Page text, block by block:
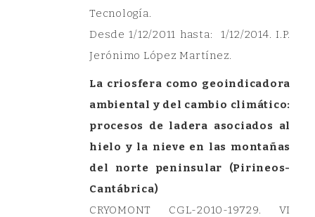
Tecnología.
Desde 1/12/2011 hasta: 1/12/2014. I.P.
Jerónimo López Martínez.
La criosfera como geoindicadora
ambiental y del cambio climático:
procesos de ladera asociados al
hielo y la nieve en las montañas
del norte peninsular (Pirineos-
Cantábrica)
CRYOMONT CGL-2010-19729. VI